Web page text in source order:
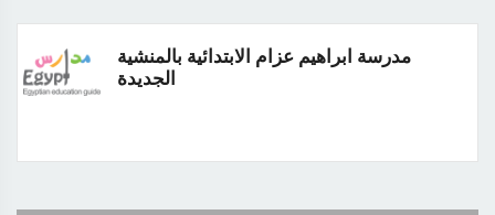
مدرسة ابراهيم عزام الابتدائية بالمنشية
الجديدة